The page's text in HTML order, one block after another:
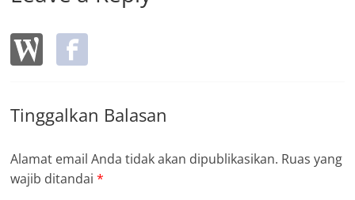
Tinggalkan Balasan
Alamat email Anda tidak akan dipublikasikan. Ruas yang
wajib ditandai*